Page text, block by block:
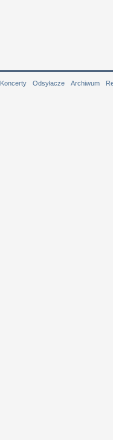
Koncerty Odsyłacze Archiwum